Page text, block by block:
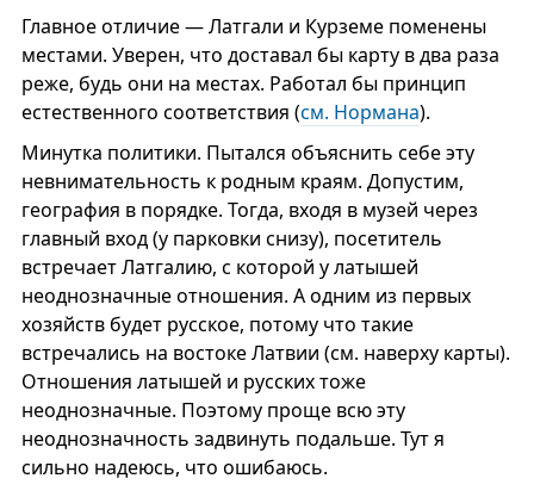
Главное отличие — Латгали и Курземе поменены
местами. Уверен, что доставал бы карту в два раза
реже, будь они на местах. Работал бы принцип
естественного соответствия (см. Нормана).
Минутка политики. Пытался объяснить себе эту
невнимательность к родным краям. Допустим,
география в порядке. Тогда, входя в музей через
главный вход (у парковки снизу), посетитель
встречает Латгалию, с которой у латышей
неоднозначные отношения. А одним из первых
хозяйств будет русское, потому что такие
встречались на востоке Латвии (см. наверху карты).
Отношения латышей и русских тоже
неоднозначные. Поэтому проще всю эту
неоднозначность задвинуть подальше. Тут я
сильно надеюсь, что ошибаюсь.